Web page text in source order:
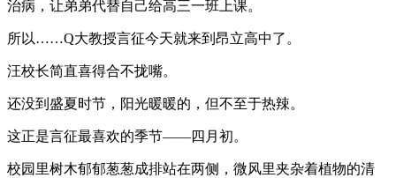
治病，让弟弟代替自己给高三一班上课。
所以……Q大教授言征今天就来到昂立高中了。
汪校长简直喜得合不拢嘴。
还没到盛夏时节，阳光暖暖的，但不至于热辣。
这正是言征最喜欢的季节——四月初。
校园里树木郁郁葱葱成排站在两侧，微风里夹杂着植物的清